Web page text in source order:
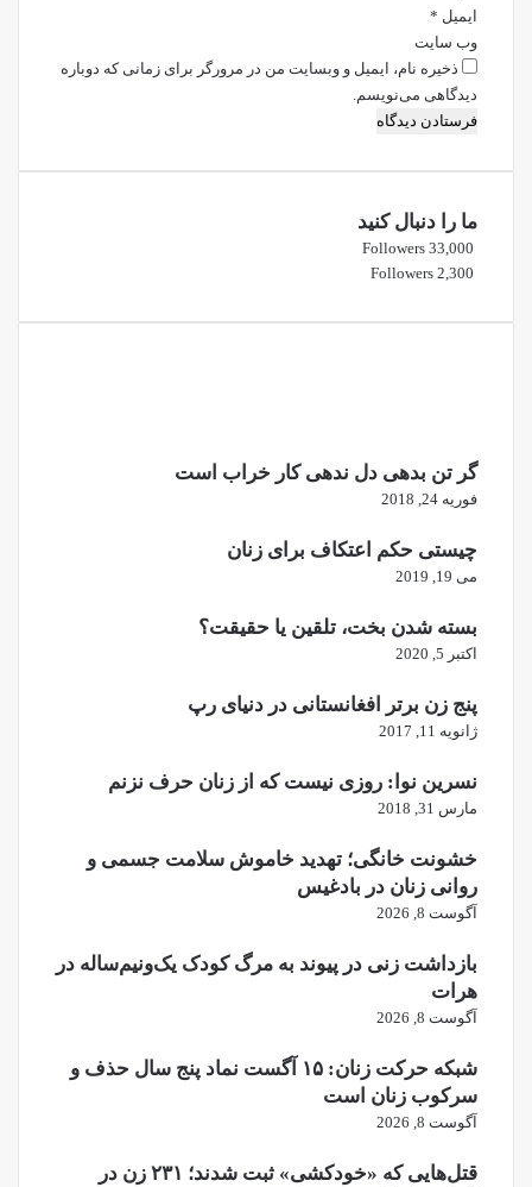
ایمیل *
وب‌ سایت
ذخیره نام، ایمیل و وبسایت من در مرورگر برای زمانی که دوباره
دیدگاهی می‌نویسم.
ما را دنبال کنید
33,000
Followers
2,300
Followers
گر تن بدهی دل ندهی کار خراب است
فوریه 24, 2018
چیستی حکم اعتکاف برای زنان
می 19, 2019
بسته شدن بخت، تلقین یا حقیقت؟
اکتبر 5, 2020
پنج زن برتر افغانستانی در دنیای رپ
ژانویه 11, 2017
نسرین نوا: روزی نیست که از زنان حرف نزنم
مارس 31, 2018
خشونت خانگی؛ تهدید خاموش سلامت جسمی و
روانی زنان در بادغیس
آگوست 8, 2026
بازداشت زنی در پیوند به مرگ کودک یک‌ونیم‌ساله در
هرات
آگوست 8, 2026
شبکه حرکت زنان: ۱۵ آگست نماد پنج سال حذف و
سرکوب زنان است
آگوست 8, 2026
قتل‌هایی که «خودکشی» ثبت شدند؛ ۲۳۱ زن در